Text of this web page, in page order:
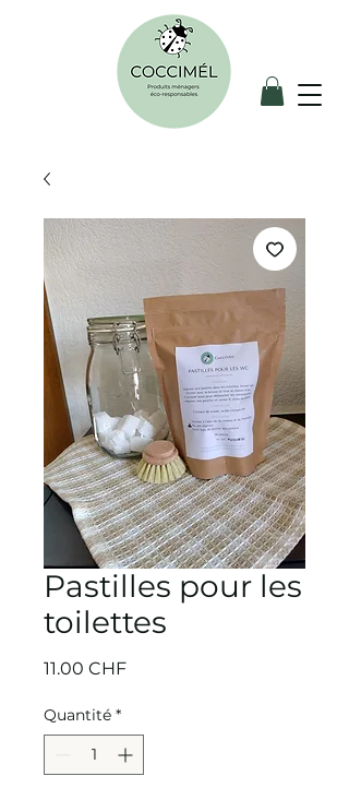
Pastilles pour les
toilettes
11.00 CHFPrix
Quantité *